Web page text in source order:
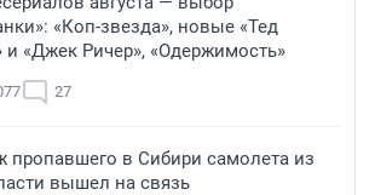
«Коп-звезда», новые «Тед
и «Джек Ричер», «Одержимость»
27
пропавшего в Сибири самолета из
вышел на связь